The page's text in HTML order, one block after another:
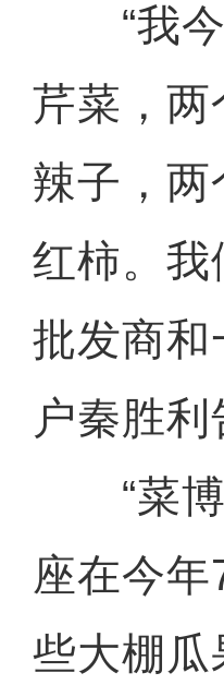
“我今
芹菜，
辣子，
红柿。
批发商和
户秦胜利
“菜博
座在今
些大棚瓜